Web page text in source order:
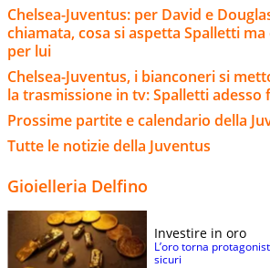
Chelsea-Juventus: per David e
chiamata, cosa si aspetta Spalletti
per lui
Chelsea-Juventus, i bianconeri si
la trasmissione in tv: Spalletti adesso
Prossime partite e calendario della
Tutte le notizie della Juventus
Gioielleria Delfino
Investire in oro
L’oro torna
sicuri